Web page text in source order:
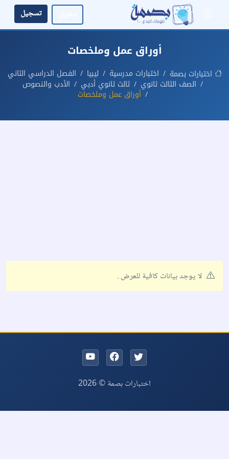
تسجيل
أوراق عمل وملخصات
اختبارات بصمة اختبارات مدرسية ليبيا
الفصل الدراسي الثاني
الصف الثالث ثانوي
ثالث ثانوي أدبي
الأدب والنصوص
أوراق عمل وملخصات
لا يوجد بيانات كافية للعرض .
اختبارات بصمة © 2026